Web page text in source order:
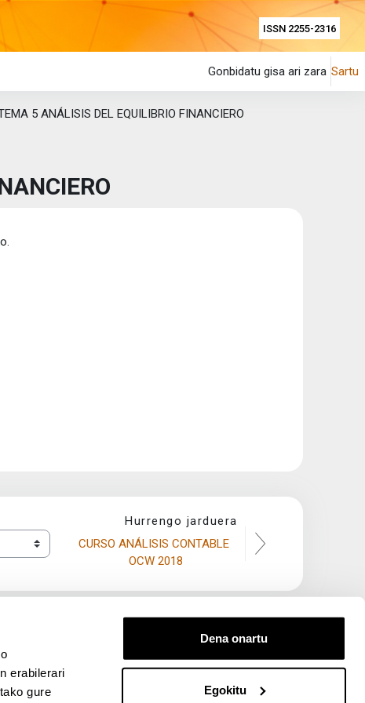
erabilerari
gure
Dena onartu
Egokitu
ISSN 2255-2316
Gonbidatu gisa ari zara Sartu
5 ANÁLISIS DEL EQUILIBRIO FINANCIERO
Hurrengo jarduera
CURSO ANÁLISIS CONTABLE
OCW 2018
ventana nueva)
ventana nueva)
(abre ventana nueva)
en YouTube (abre ventana nueva)